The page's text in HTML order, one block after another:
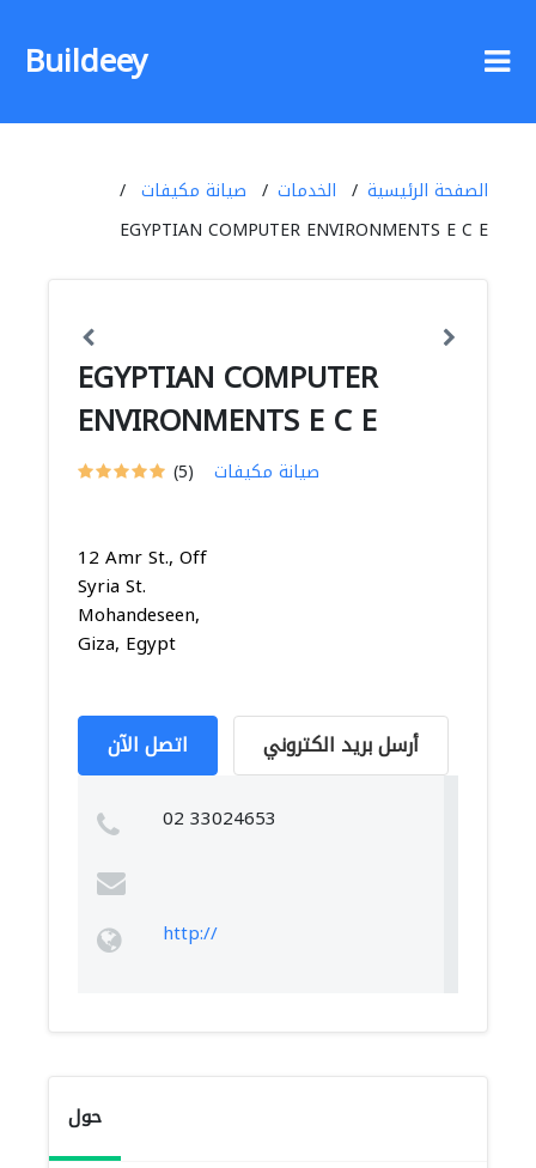
Buildeey
الصفحة الرئيسية الخدمات
صيانة مكيفات
EGYPTIAN COMPUTER ENVIRONMENTS E C E
EGYPTIAN COMPUTER
ENVIRONMENTS E C E
(5) صيانة مكيفات
12 Amr St., Off
Syria St.
Mohandeseen,
Giza, Egypt
اتصل الآن أرسل بريد الكتروني
02 33024653
http://
حول